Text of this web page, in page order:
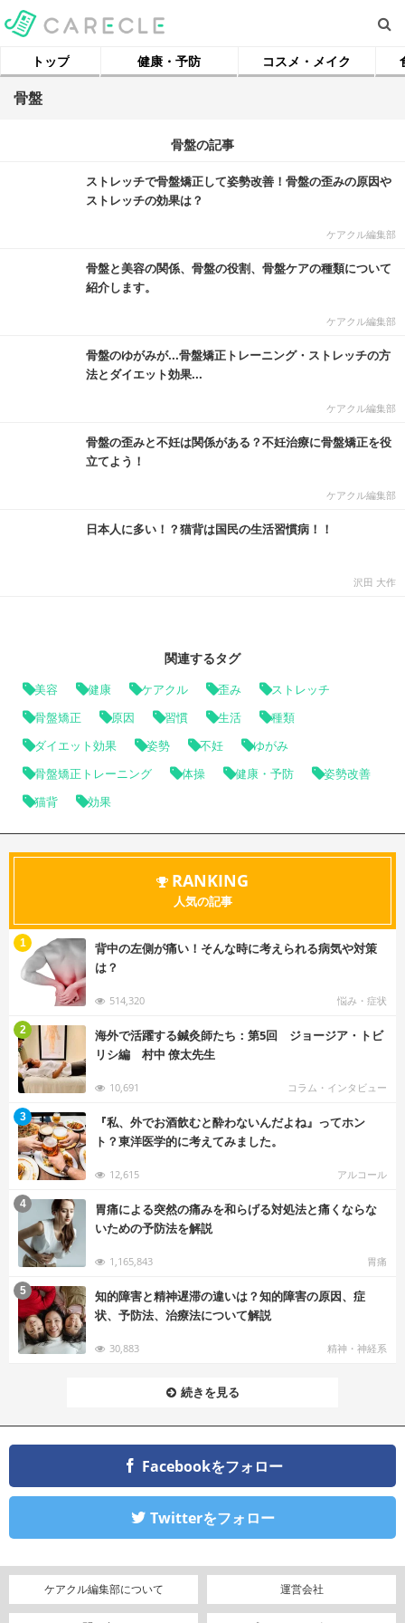
トップ 健康・予防 コスメ・メイク
骨盤
骨盤の記事
ストレッチで骨盤矯正して姿勢改善！骨盤の歪みの原因や
ストレッチの効果は？
ケアクル編集部
骨盤と美容の関係、骨盤の役割、骨盤ケアの種類について
紹介します。
ケアクル編集部
骨盤のゆがみが...骨盤矯正トレーニング・ストレッチの方
法とダイエット効果...
ケアクル編集部
骨盤の歪みと不妊は関係がある？不妊治療に骨盤矯正を役
立てよう！
ケアクル編集部
日本人に多い！？猫背は国民の生活習慣病！！
沢田 大作
関連するタグ
美容 健康 ケアクル 歪み ストレッチ
骨盤矯正 原因 習慣 生活 種類
ダイエット効果 姿勢 不妊 ゆがみ
骨盤矯正トレーニング 体操 健康・予防 姿勢改善
猫背 効果
RANKING
人気の記事
背中の左側が痛い！そんな時に考えられる病気や対策
は？
514,320 悩み・症状
1
海外で活躍する鍼灸師たち：第5回 ジョージア・トビ
リシ編 村中 僚太先生
10,691 コラム・インタビュー
2
『私、外でお酒飲むと酔わないんだよね』ってホン
ト？東洋医学的に考えてみました。
12,615 アルコール
3
胃痛による突然の痛みを和らげる対処法と痛くならな
いための予防法を解説
1,165,843 胃痛
4
知的障害と精神遅滞の違いは？知的障害の原因、症
状、予防法、治療法について解説
30,883 精神・神経系
5
続きを見る
Facebookをフォロー
Twitterをフォロー
ケアクル編集部について 運営会社